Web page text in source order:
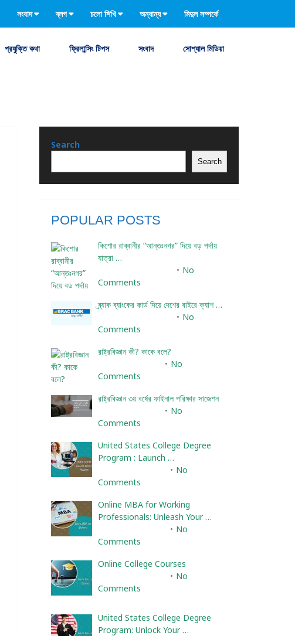
সংবাদ ব্লগ চলো শিখি অন্যান্য মিদুল সম্পর্কে
প্রযুক্তি কথা ফ্রিলান্সিং টিপস সংবাদ সোশ্যাল মিডিয়া
Search
Search
POPULAR POSTS
কিশোর রাব্বানীর “আন্তঃনগর” দিয়ে বড় পর্দায়
যাত্রা …
No
Comments
ব্র্যাক ব্যাংকের কার্ড দিয়ে দেশের বাইরে ক্যাশ …
No
Comments
রাষ্ট্রবিজ্ঞান কী? কাকে বলে?
No
Comments
রাষ্ট্রবিজ্ঞান ৩য় বর্ষের ফাইনাল পরিক্ষার সাজেশন
No
Comments
United States College Degree
Program : Launch …
No
Comments
Online MBA for Working
Professionals: Unleash Your …
No
Comments
Online College Courses
No
Comments
United States College Degree
Program: Unlock Your …